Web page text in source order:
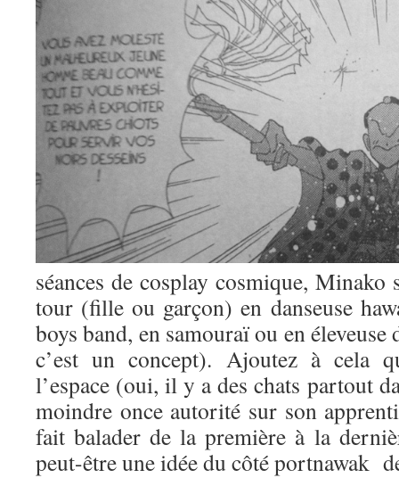
séances de cosplay cosmique,
tour (fille ou garçon) en danseuse
boys band, en samouraï ou en éleveuse
c’est un concept). Ajoutez à cela
l’espace (oui, il y a des chats partout
moindre once autorité sur son
fait balader de la première à la
peut-être une idée du côté portnawak